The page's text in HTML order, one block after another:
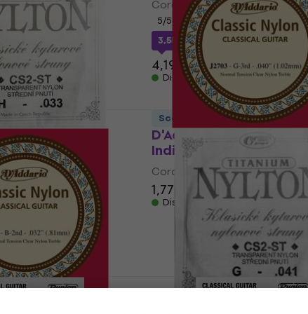
Chitarra
MUZMUZ-10
Corde Individuali Chitarra
5/5
3,55 €con codiceMUZMUZ-15
4,19 €
Disponibile
Corde
Chitarra
MUZMUZ-25
D'Addario J2703 Corde
Individuali Chitarra
Corde Individuali Chitarra
1,77 €
Disponibile
Corde
Sconto quantità